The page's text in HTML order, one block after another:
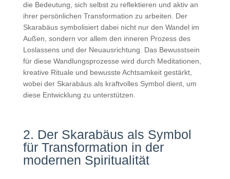
die Bedeutung, sich selbst zu reflektieren und aktiv an
ihrer persönlichen Transformation zu arbeiten. Der
Skarabäus symbolisiert dabei nicht nur den Wandel im
Außen, sondern vor allem den inneren Prozess des
Loslassens und der Neuausrichtung. Das Bewusstsein
für diese Wandlungsprozesse wird durch Meditationen,
kreative Rituale und bewusste Achtsamkeit gestärkt,
wobei der Skarabäus als kraftvolles Symbol dient, um
diese Entwicklung zu unterstützen.
2. Der Skarabäus als Symbol
für Transformation in der
modernen Spiritualität